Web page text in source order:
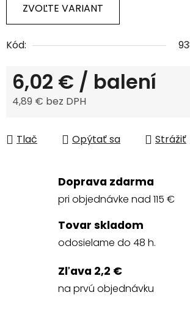
ZVOĽTE VARIANT
Kód:
6,02 € / balení
4,89 € bez DPH
Tlač
Opýtať sa Strážiť
Doprava zdarma
pri objednávke nad 115 €
Tovar skladom
odosielame do 48 h.
Zľava 2,2 €
na prvú objednávku